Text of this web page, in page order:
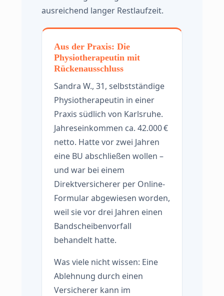
ausreichend langer Restlaufzeit.
Aus der Praxis: Die
Physiotherapeutin mit
Rückenausschluss
Sandra W., 31, selbstständige
Physiotherapeutin in einer
Praxis südlich von Karlsruhe.
Jahreseinkommen ca. 42.000 €
netto. Hatte vor zwei Jahren
eine BU abschließen wollen –
und war bei einem
Direktversicherer per Online-
Formular abgewiesen worden,
weil sie vor drei Jahren einen
Bandscheibenvorfall
behandelt hatte.
Was viele nicht wissen: Eine
Ablehnung durch einen
Versicherer kann im